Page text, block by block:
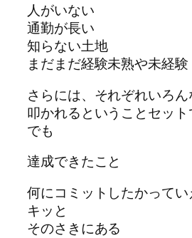
人がいない
通勤が長い
知らない土地
まだまだ経験未熟や未経験
さらには、それぞれいろ
叩かれるということセット
でも
達成できたこと
何にコミットしたかってい
キッと
そのさきにある